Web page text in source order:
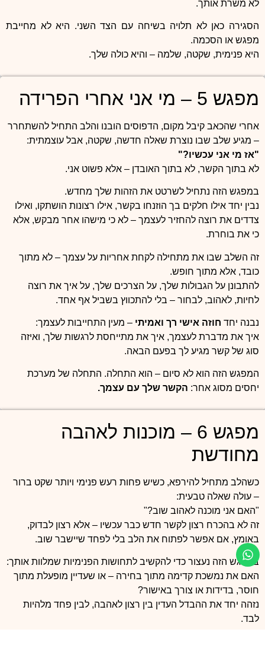
לא משרת אותך.
הסגירה כאן לא תלויה בשיחה עם הצד השני. היא לא מחייבת
מפגש או הסכמה.
היא פנימית, שקטה, שלמה – והיא כולה שלך.
מפגש 5 – מי אני אחרי הפרידה
אחרי שהכאב קיבל מקום, הדפוסים הובנו והלב התחיל להשתחרר
– מגיע שלב שבו נוצרת שאלה חדשה, שקטה, אבל עוצמתית:
"אז מי אני עכשיו?"
לא בתוך הקשר, לא בתוך האובדן – אלא פשוט אני.
במפגש הזה נתחיל לשרטט את הזהות שלך מחדש.
נבין יחד אילו חלקים בך הוזנחו בקשר, אילו רצונות הושתקו, ואילו
צדדים את רוצה להחזיר לעצמך – לא כי מישהו אחר מבקש, אלא
כי את בוחרת.
זה השלב שבו את מתחילה לקחת אחריות על עצמך – לא מתוך
כובד, אלא מתוך חופש.
להתבונן על הגבולות שלך, על הצרכים שלך, על איך את רוצה
לחיות, לאהוב, לבחור – בלי להתכווץ בשביל אף אחד.
נבנה יחד חוזה אישי רך ואמיתי – מעין התחייבות לעצמך:
איך את מדברת לעצמך, איך את מתייחסת לרגשות שלך, ואיזה
סוג של קשר מגיע לך בפעם הבאה.
המפגש הזה הוא לא סיום – הוא התחלה. התחלה של מערכת
יחסים מסוג אחר: הקשר שלך עם עצמך.
מפגש 6 – מוכנות לאהבה
מחודשת
כשהלב מתחיל להירפא, כשיש פחות רעש פנימי ויותר שקט ברור
– עולה שאלה טבעית:
"האם אני מוכנה לאהוב שוב?"
זה לא בהכרח רצון לקשר חדש כבר עכשיו – אלא רצון לבדוק,
באומץ, אם אפשר לפתוח את הלב בלי לפחד שיישבר שוב.
במפגש הזה נעצור כדי להקשיב לתחושות הפנימיות שמלוות אותך:
האם את נמשכת קדימה מתוך בחירה – או שעדיין מופעלת מתוך
חוסר, בדידות או צורך באישור?
נזהה יחד את ההבדל העדין בין רצון לאהבה, לבין פחד מלהיות
לבד.